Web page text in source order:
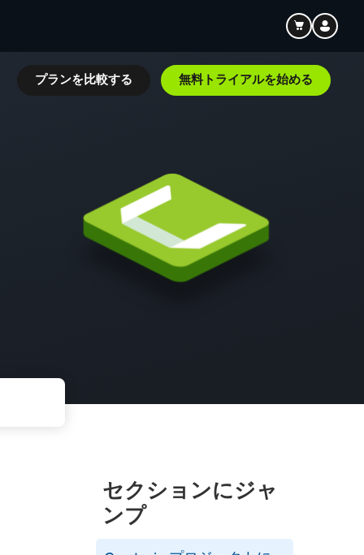
プランを比較する 無料トライアルを始める
セクションにジャ
ンプ